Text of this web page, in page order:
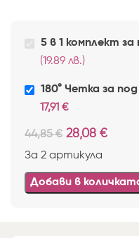
5 в 1 комплект
(19.89 лв.)
180° Четка за
17,91 €
44,85€ 28,08 €
За 2 артикула
Добави в